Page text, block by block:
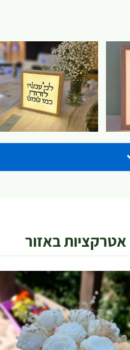
אטרקציות באזור